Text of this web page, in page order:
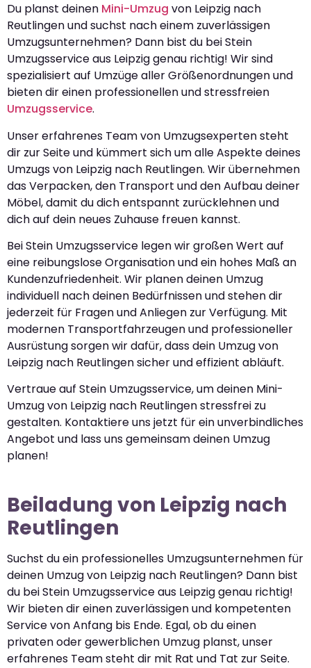
Du planst deinen Mini-Umzug von Leipzig nach
Reutlingen und suchst nach einem zuverlässigen
Umzugsunternehmen? Dann bist du bei Stein
Umzugsservice aus Leipzig genau richtig! Wir sind
spezialisiert auf Umzüge aller Größenordnungen und
bieten dir einen professionellen und stressfreien
Umzugsservice.
Unser erfahrenes Team von Umzugsexperten steht
dir zur Seite und kümmert sich um alle Aspekte deines
Umzugs von Leipzig nach Reutlingen. Wir übernehmen
das Verpacken, den Transport und den Aufbau deiner
Möbel, damit du dich entspannt zurücklehnen und
dich auf dein neues Zuhause freuen kannst.
Bei Stein Umzugsservice legen wir großen Wert auf
eine reibungslose Organisation und ein hohes Maß an
Kundenzufriedenheit. Wir planen deinen Umzug
individuell nach deinen Bedürfnissen und stehen dir
jederzeit für Fragen und Anliegen zur Verfügung. Mit
modernen Transportfahrzeugen und professioneller
Ausrüstung sorgen wir dafür, dass dein Umzug von
Leipzig nach Reutlingen sicher und effizient abläuft.
Vertraue auf Stein Umzugsservice, um deinen Mini-
Umzug von Leipzig nach Reutlingen stressfrei zu
gestalten. Kontaktiere uns jetzt für ein unverbindliches
Angebot und lass uns gemeinsam deinen Umzug
planen!
Beiladung von Leipzig nach
Reutlingen
Suchst du ein professionelles Umzugsunternehmen für
deinen Umzug von Leipzig nach Reutlingen? Dann bist
du bei Stein Umzugsservice aus Leipzig genau richtig!
Wir bieten dir einen zuverlässigen und kompetenten
Service von Anfang bis Ende. Egal, ob du einen
privaten oder gewerblichen Umzug planst, unser
erfahrenes Team steht dir mit Rat und Tat zur Seite.